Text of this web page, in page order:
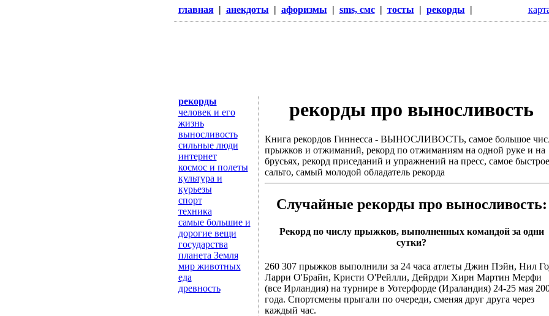
главная| анекдоты | афоризмы | sms, смс| тосты | рекорды |
рекорды про выносливость
Книга рекордов Гиннесса - ВЫНОСЛИВОСТЬ, самое большое
прыжков и отжиманий, рекорд по отжиманиям на одной руке и на
брусьях, рекорд приседаний и упражнений на пресс, самое быстрое
сальто, самый молодой обладатель рекорда
Случайные рекорды про выносливость:
Рекорд по числу прыжков, выполненных командой за одни
сутки?
260 307 прыжков выполнили за 24 часа атлеты Джин Пэйн, Нил
Ларри О'Брайн, Кристи О'Рейлли, Дейрдри Хирн Мартин Мерфи
(все Ирландия) на турнире в Уотерфорде (Ираландия) 24-25 мая
года. Спортсмены прыгали по очереди, сменяя друг друга через
каждый час.
рекорды
человек и его
жизнь
выносливость
сильные люди
интернет
космос и полеты
культура и
курьезы
спорт
техника
самые большие и
дорогие вещи
государства
планета Земля
мир животных
еда
древность